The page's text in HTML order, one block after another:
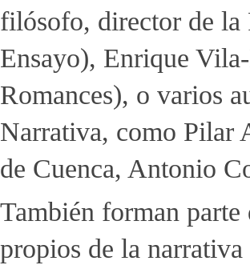
filósofo, director de la
Ensayo), Enrique
Romances), o varios
Narrativa, como Pilar
de Cuenca, Antonio
También forman
propios de la narrativa